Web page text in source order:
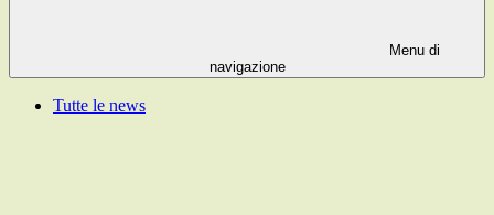
Menu di
navigazione
Tutte le news